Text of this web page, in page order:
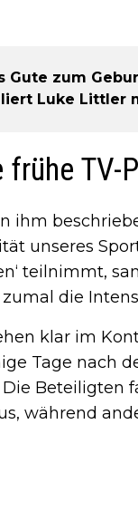
Gute zum
Luke Littler
frühe
ihm
unseres
teilnimmt,
die
klar im
Tage nach
Beteiligten
während